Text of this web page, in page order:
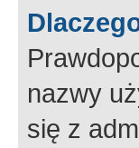
nazwy
się z